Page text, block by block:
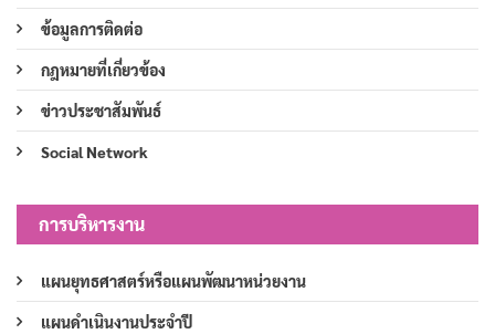
ข้อมูลการติดต่อ
กฎหมายที่เกี่ยวข้อง
ข่าวประชาสัมพันธ์
Social Network
การบริหารงาน
แผนยุทธศาสตร์หรือแผนพัฒนาหน่วยงาน
แผนดำเนินงานประจำปี